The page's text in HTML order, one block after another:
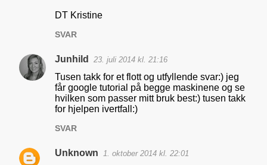
DT Kristine
SVAR
Junhild 23. juli 2014 kl. 21:16
Tusen takk for et flott og utfyllende svar:) jeg
får google tutorial på begge maskinene og se
hvilken som passer mitt bruk best:) tusen takk
for hjelpen ivertfall:)
SVAR
Unknown 1. oktober 2014 kl. 22:01